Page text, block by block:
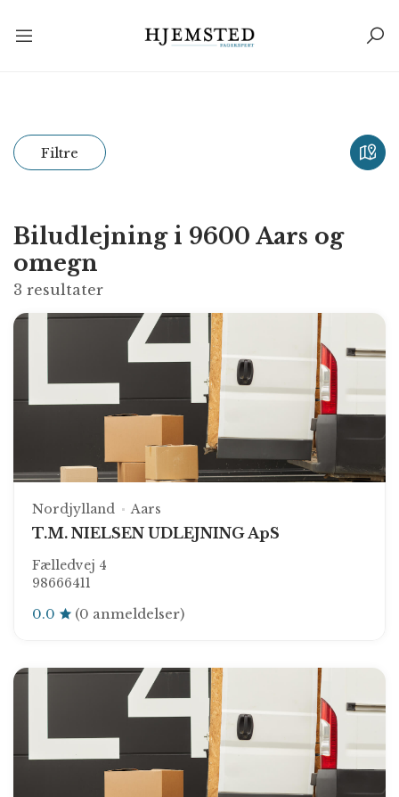
Filtre
Biludlejning i 9600 Aars og
omegn
3 resultater
Nordjylland Aars
T.M. NIELSEN UDLEJNING ApS
Fælledvej 4
98666411
0.0 (0 anmeldelser)